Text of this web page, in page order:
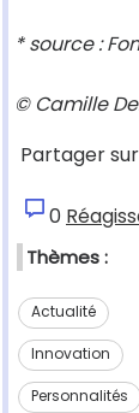
* source :
© Camille
Partager
0
Thèmes :
Actualité
Innovation
Personnalités